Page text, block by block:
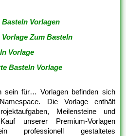
Vorlagen
Vorlage Zum Basteln
Vorlage
Basteln Vorlage
sein für… Vorlagen befinden sich
Die Vorlage enthält
Meilensteine und
unserer Premium-Vorlagen
professionell gestaltetes